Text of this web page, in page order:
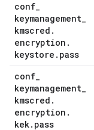
conf_
keymanagement_
kmscred .
encryption .
keystore . pass
conf_
keymanagement_
kmscred .
encryption .
kek. pass